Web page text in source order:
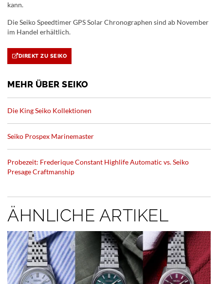
kann.
Die Seiko Speedtimer GPS Solar Chronographen sind ab November
im Handel erhältlich.
DIREKT ZU SEIKO
MEHR ÜBER SEIKO
Die King Seiko Kollektionen
Seiko Prospex Marinemaster
Probezeit: Frederique Constant Highlife Automatic vs. Seiko
Presage Craftmanship
ÄHNLICHE ARTIKEL